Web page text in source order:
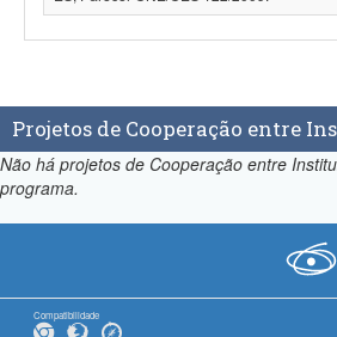
Projetos de Cooperação entre
Não há projetos de Cooperação entre
programa.
Compatibilidade